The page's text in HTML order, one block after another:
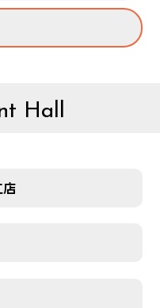
Hall